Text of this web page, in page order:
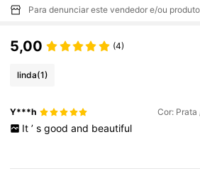
Para denunciar este vendedor e/ou produto
5,00 (4)
linda(1)
Y***h Cor: Prata
It ’ s good and beautiful